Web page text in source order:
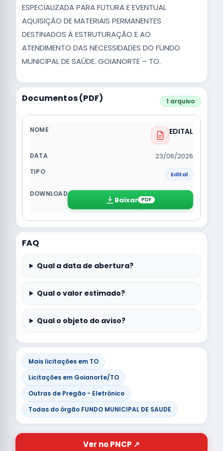
ESPECIALIZADA PARA FUTURA E EVENTUAL
AQUISIÇÃO DE MATERIAIS PERMANENTES
DESTINADOS À ESTRUTURAÇÃO E AO
ATENDIMENTO DAS NECESSIDADES DO FUNDO
MUNICIPAL DE SAÚDE. GOIANORTE – TO.
Documentos (PDF) 1 arquivo
EDITAL
23/06/2026
Edital
Baixar PDF
FAQ
Qual a data de abertura?
Qual o valor estimado?
Qual o objeto do aviso?
Mais licitações em TO
Licitações em Goianorte/TO
Outras de Pregão - Eletrônico
Todas do órgão FUNDO MUNICIPAL DE SAUDE
Ver no PNCP ↗